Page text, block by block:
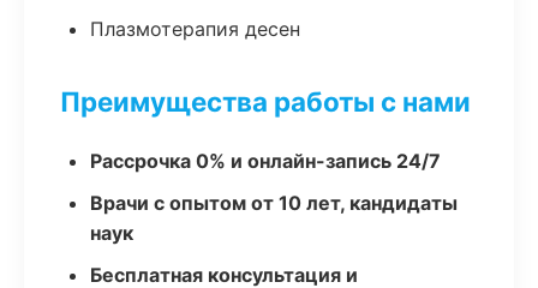
Плазмотерапия десен
Преимущества работы с нами
Рассрочка 0% и онлайн-запись 24/7
Врачи с опытом от 10 лет, кандидаты
наук
Бесплатная консультация и